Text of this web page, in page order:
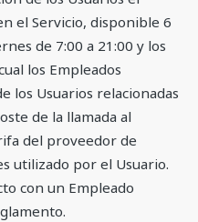
el Servicio, disponible 6
de 7:00 a 21:00 y los
los Empleados
los Usuarios relacionadas
de la llamada al
del proveedor de
utilizado por el Usuario.
con un Empleado